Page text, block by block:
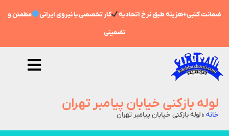
ضمانت کتبی+هزینه طبق نرخ اتحادیه کار تخصصی با نیروی ایرانی مطمئن و
تضمینی
لوله بازکنی خیابان پیامبر تهران
خانه »لوله بازکنی خیابان پیامبر تهران